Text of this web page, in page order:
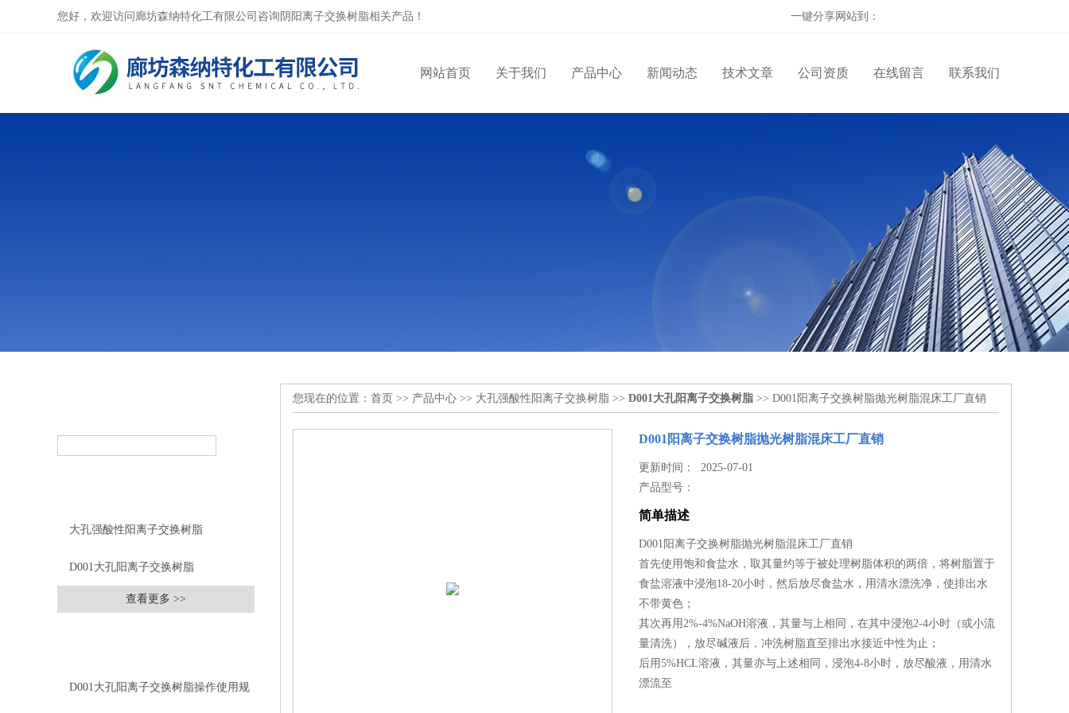
您好，欢迎访问廊坊森纳特化工有限公司咨询阴阳离子交换树脂相关产品！ 一键分享网站到：
网站首页 关于我们 产品中心 新闻动态 技术文章 公司资质 在线留言 联系我们
大孔强酸性阳离子交换树脂
D001大孔阳离子交换树脂
查看更多 >>
D001大孔阳离子交换树脂操作使用规
您现在的位置： 首页 >> 产品中心 >> 大孔强酸性阳离子交换树脂 >> D001大孔阳离子交换树脂 >> D001阳离子交换树脂抛光树脂混床工厂直销
D001阳离子交换树脂抛光树脂混床工厂直销
更新时间： 2025-07-01
产品型号：
简单描述
D001阳离子交换树脂抛光树脂混床工厂直销
首先使用饱和食盐水，取其量约等于被处理树脂体积的两倍，将树脂置于
食盐溶液中浸泡18-20小时，然后放尽食盐水，用清水漂洗净，使排出水
不带黄色；
其次再用2%-4%NaOH溶液，其量与上相同，在其中浸泡2-4小时（或小流
量清洗），放尽碱液后，冲洗树脂直至排出水接近中性为止；
后用5%HCL溶液，其量亦与上述相同，浸泡4-8小时，放尽酸液，用清水
漂流至